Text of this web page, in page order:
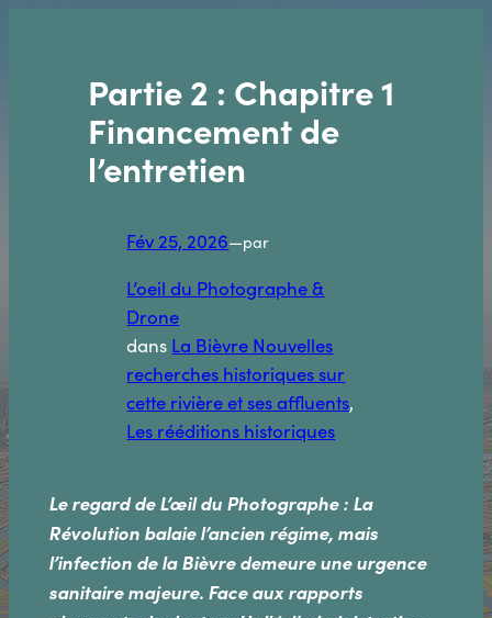
Partie 2 : Chapitre 1
Financement de
l’entretien
Fév 25, 2026—par
L’oeil du Photographe &
Drone
dans La Bièvre Nouvelles
recherches historiques sur
cette rivière et ses affluents
Les rééditions historiques
Le regard de L’œil du Photographe : La
Révolution balaie l’ancien régime, mais
l’infection de la Bièvre demeure une urgence
sanitaire majeure. Face aux rapports